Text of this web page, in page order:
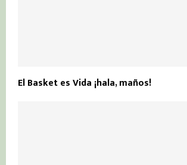
El Basket es Vida ¡hala, maños!